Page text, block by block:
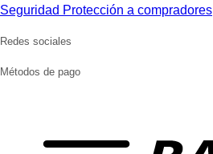
Seguridad Protección a compradores
Redes sociales
Métodos de pago